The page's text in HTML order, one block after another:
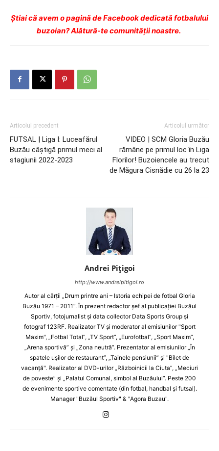
Ştiai că avem o pagină de Facebook dedicată fotbalului
buzoian? Alătură-te comunității noastre.
Articolul precedent
FUTSAL | Liga I: Luceafărul
Buzău câștigă primul meci al
stagiunii 2022-2023
Articolul următor
VIDEO | SCM Gloria Buzău
rămâne pe primul loc în Liga
Florilor! Buzoiencele au trecut
de Măgura Cisnădie cu 26 la 23
Andrei Pițigoi
http://www.andreipitigoi.ro
Autor al cărţii „Drum printre ani – Istoria echipei de fotbal Gloria
Buzău 1971 – 2011”. În prezent redactor şef al publicaţiei Buzăul
Sportiv, fotojurnalist şi data collector Data Sports Group şi
fotograf 123RF. Realizator TV şi moderator al emisiunilor "Sport
Maxim", „Fotbal Total”, „TV Sport”, „Eurofotbal”, „Sport Maxim”,
„Arena sportivă” şi „Zona neutră”. Prezentator al emisiunilor „În
spatele uşilor de restaurant”, „Tainele pensiunii” şi "Bilet de
vacanţă". Realizator al DVD-urilor „Războinicii la Ciuta”, „Meciuri
de poveste” şi „Palatul Comunal, simbol al Buzăului”. Peste 200
de evenimente sportive comentate (din fotbal, handbal şi futsal).
Manager "Buzăul Sportiv" & "Agora Buzau".